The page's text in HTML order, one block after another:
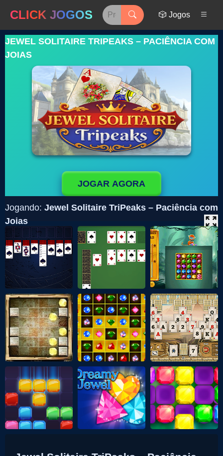
CLICK JOGOS 🎲 Jogos
JEWEL SOLITAIRE TRIPEAKS – PACIÊNCIA COM
JOIAS
JOGAR AGORA
Jogando: Jewel Solitaire TriPeaks – Paciência com
Joias